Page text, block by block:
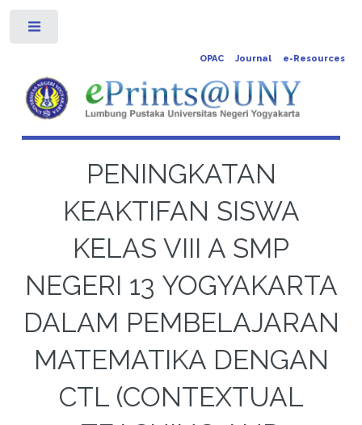
OPAC Journal e-Resources
PENINGKATAN
KEAKTIFAN SISWA
KELAS VIII A SMP
NEGERI 13 YOGYAKARTA
DALAM PEMBELAJARAN
MATEMATIKA DENGAN
CTL (CONTEXTUAL